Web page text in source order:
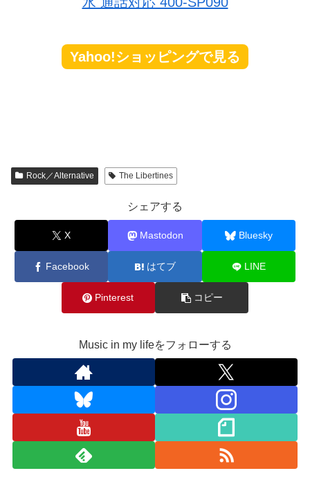
Yahoo!ショッピングで見る
Rock／Alternative The Libertines
シェアする
X Mastodon Bluesky
Facebook はてブ LINE
Pinterest コピー
Music in my lifeをフォローする